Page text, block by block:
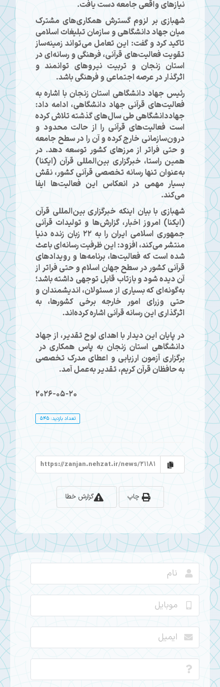
نیازهای واقعی جامعه دست یافت.
شهبازی بر لزوم گسترش همکاری‌های مشترک
میان جهاد دانشگاهی و سازمان تبلیغات اسلامی
تاکید کرد و گفت: این تعامل می‌تواند زمینه‌ساز
تقویت فعالیت‌های قرآنی، فرهنگی و رسانه‌ای در
استان زنجان و تربیت نیروهای توانمند و
اثرگذار در عرصه اجتماعی و فرهنگی باشد.
رئیس جهاد دانشگاهی استان زنجان با اشاره به
فعالیت‌های قرآنی جهاد دانشگاهی، ادامه داد:
جهاددانشگاهی طی سال‌های گذشته تلاش کرده
است فعالیت‌های قرآنی را از حالت محدود و
درون‌سازمانی خارج کرده و آن را در سطح جامعه
و حتی فراتر از مرزهای کشور توسعه دهد. در
همین راستا، خبرگزاری بین‌المللی قرآن (ایکنا)
به‌عنوان تنها رسانه تخصصی قرآنی کشور، نقش
بسیار مهمی در انعکاس این فعالیت‌ها ایفا
می‌کند.
شهبازی با بیان اینکه خبرگزاری بین‌المللی قرآن
(ایکنا) امروز اخبار، گزارش‌ها و تولیدات قرآنی
جمهوری اسلامی ایران را به ۲۲ زبان زنده دنیا
منتشر می‌کند، افزود: این ظرفیت رسانه‌ای باعث
شده است که فعالیت‌ها، برنامه‌ها و رویدادهای
قرآنی کشور در سطح جهان اسلام و حتی فراتر از
آن دیده شود و بازتاب قابل توجهی داشته باشد؛
به‌گونه‌ای که بسیاری از مسئولان، اندیشمندان و
حتی وزرای امور خارجه برخی کشورها، به
اثرگذاری این رسانه قرآنی اشاره کرده‌اند.
در پایان این دیدار با اهدای لوح تقدیر، از جهاد
دانشگاهی استان زنجان به‌ پاس همکاری در
برگزاری آزمون ارزیابی و اعطای مدرک تخصصی
به حافظان قرآن کریم، تقدیر به‌عمل آمد.
2026-05-20
تعداد بازدید: 545
گزارش خطا چاپ